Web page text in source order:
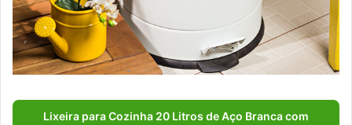
Lixeira para Cozinha 20 Litros de Aço Branca com